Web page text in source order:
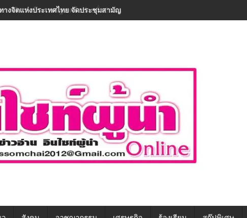
างจิตฯ ผนึกภาครัฐ-เครือข่ายทั่วประเทศ ขับเคลื่อนทักษะชีวิต สร้างโอกาสการจ้า